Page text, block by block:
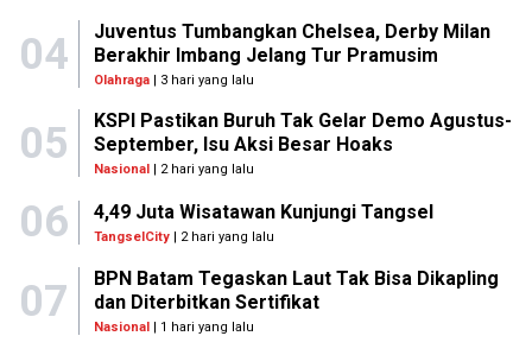
04
Juventus Tumbangkan Chelsea, Derby Milan
Berakhir Imbang Jelang Tur Pramusim
Olahraga| 3 hari yang lalu
05
KSPI Pastikan Buruh Tak Gelar Demo Agustus-
September, Isu Aksi Besar Hoaks
Nasional| 2 hari yang lalu
06 4,49 Juta Wisatawan Kunjungi Tangsel
TangselCity | 2 hari yang lalu
07
BPN Batam Tegaskan Laut Tak Bisa Dikapling
dan Diterbitkan Sertifikat
Nasional| 1 hari yang lalu